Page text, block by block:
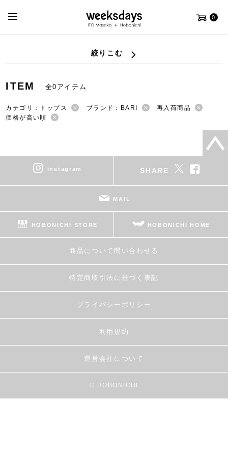
0
絞りこむ
ITEM 全0アイテム
カテゴリ：トップス ブランド：BARI
再入荷商品
価格が高い順
instagram SHARE
MAIL
HOBONICHI STORE HOBONICHI HOME
商品について問い合わせる
特定商取引法に基づく表記
プライバシーポリシー
利用規約
運営会社について
© HOBONICHI